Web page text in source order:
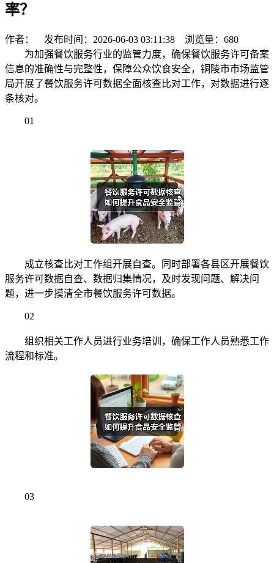
率？
作者： 发布时间：2026-06-03 03:11:38 浏览量： 680
为加强餐饮服务行业的监管力度，确保餐饮服务许可备案
信息的准确性与完整性，保障公众饮食安全，铜陵市市场监管
局开展了餐饮服务许可数据全面核查比对工作，对数据进行逐
条核对。
01
成立核查比对工作组开展自查。同时部署各县区开展餐饮
服务许可数据自查、数据归集情况，及时发现问题、解决问
题，进一步摸清全市餐饮服务许可数据。
02
组织相关工作人员进行业务培训，确保工作人员熟悉工作
流程和标准。
03